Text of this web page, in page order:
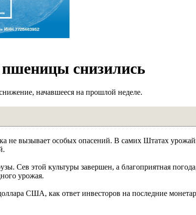
снизились
начавшееся на прошлой неделе.
не вызывает особых опасений. В самих Штатах
Сев этой культуры завершен, а благоприятная
урожая.
США, как ответ инвесторов на последние